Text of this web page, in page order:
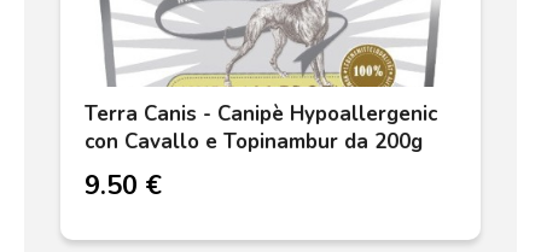
Terra Canis - Canipè Hypoallergenic
con Cavallo e Topinambur da 200g
9.50 €